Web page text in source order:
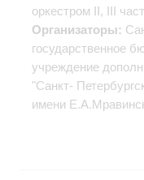
оркестром II, III
Организаторы:
государственное
учреждение
"Санкт-
имени